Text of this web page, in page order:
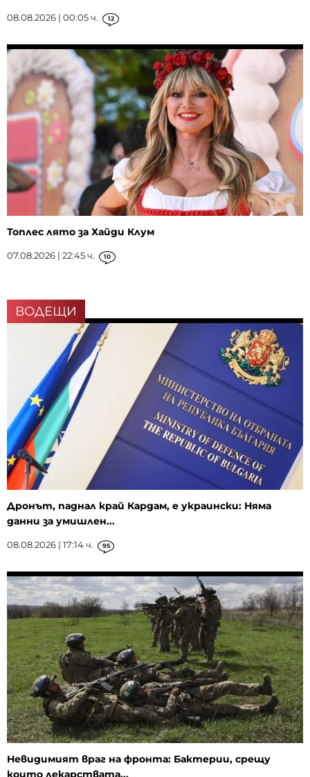
08.08.2026 | 00:05 ч. 12
Топлес лято за Хайди Клум
07.08.2026 | 22:45 ч. 10
ВОДЕЩИ
Дронът, паднал край Кардам, е украински: Няма
данни за умишлен...
08.08.2026 | 17:14 ч. 95
Невидимият враг на фронта: Бактерии, срещу
които лекарствата...